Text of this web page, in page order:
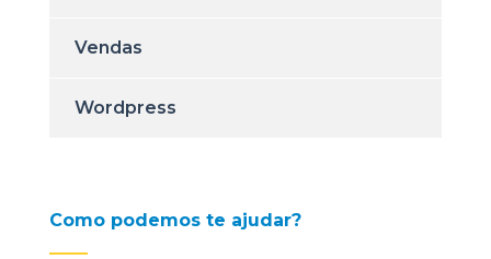
Vendas
Wordpress
Como podemos te ajudar?